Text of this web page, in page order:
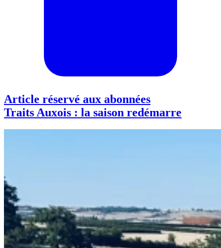
Article réservé aux abonnées
Traits Auxois : la saison redémarre